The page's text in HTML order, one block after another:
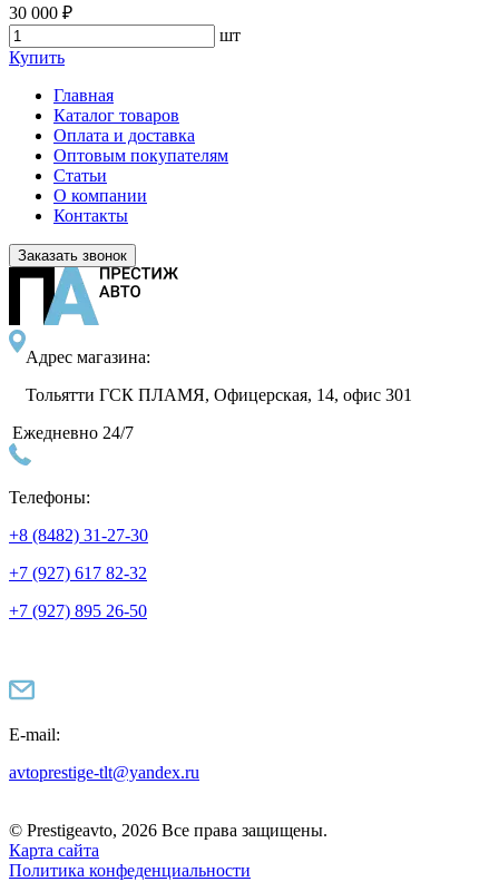
30 000 ₽
шт
Купить
Главная
Каталог товаров
Оплата и доставка
Оптовым покупателям
Статьи
О компании
Контакты
Заказать звонок
Адрес магазина:
Тольятти ГСК ПЛАМЯ, Офицерская, 14, офис 301
Ежедневно 24/7
Телефоны:
+8 (8482) 31-27-30
+7 (927) 617 82-32
+7 (927) 895 26-50
E-mail:
avtoprestige-tlt@yandex.ru
© Prestigeavto, 2026 Все права защищены.
Карта сайта
Политика конфеденциальности